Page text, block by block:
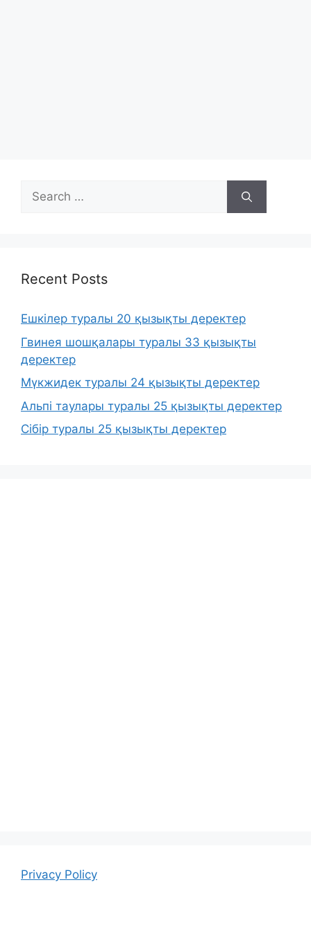
Search
for:
Recent Posts
Ешкілер туралы 20 қызықты деректер
Гвинея шошқалары туралы 33 қызықты
деректер
Мүкжидек туралы 24 қызықты деректер
Альпі таулары туралы 25 қызықты деректер
Сібір туралы 25 қызықты деректер
Privacy Policy